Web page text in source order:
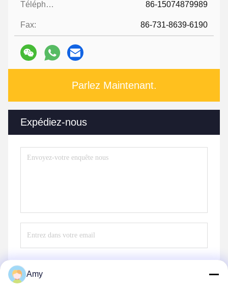
Téléphone: 86-15074879989
Fax: 86-731-8639-6190
Parlez Maintenant.
Expédiez-nous
Amy